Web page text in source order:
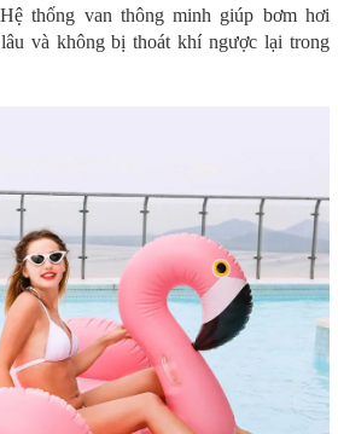
Hệ thống van thông minh giúp bơm hơi
và không bị thoát khí ngược lại trong